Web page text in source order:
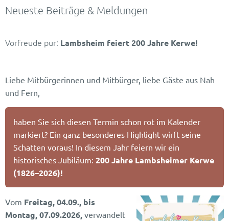
Neueste Beiträge & Meldungen
Vorfreude pur: Lambsheim feiert 200 Jahre Kerwe!
Liebe Mitbürgerinnen und Mitbürger, liebe Gäste aus Nah
und Fern,
haben Sie sich diesen Termin schon rot im Kalender
markiert? Ein ganz besonderes Highlight wirft seine
Schatten voraus! In diesem Jahr feiern wir ein
historisches Jubiläum: 200 Jahre Lambsheimer Kerwe
(1826–2026)!
Vom Freitag, 04.09., bis
Montag, 07.09.2026, verwandelt